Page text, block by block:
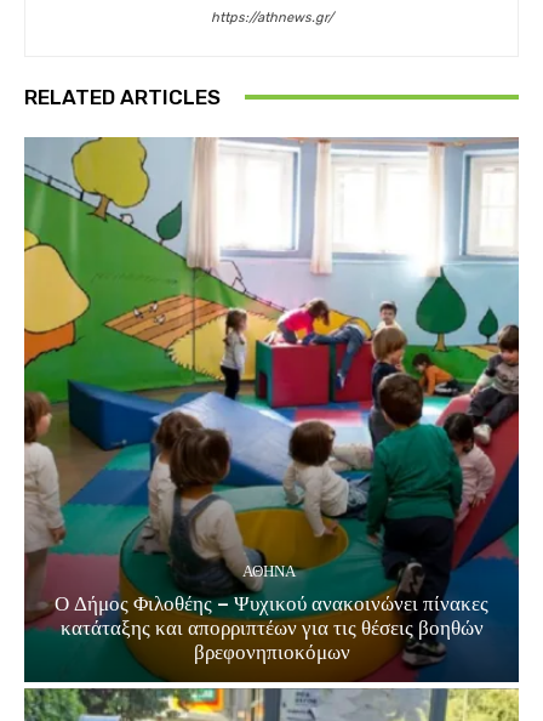
https://athnews.gr/
RELATED ARTICLES
ΑΘΗΝΑ
Ο Δήμος Φιλοθέης – Ψυχικού ανακοινώνει πίνακες
κατάταξης και απορριπτέων για τις θέσεις βοηθών
βρεφονηπιοκόμων